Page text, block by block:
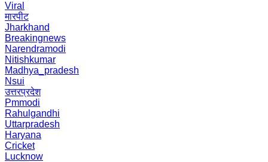
Viral
मारपीट
Jharkhand
Breakingnews
Narendramodi
Nitishkumar
Madhya_pradesh
Nsui
उत्तरप्रदेश
Pmmodi
Rahulgandhi
Uttarpradesh
Haryana
Cricket
Lucknow